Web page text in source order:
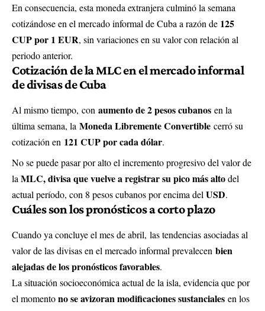
En consecuencia, esta moneda extranjera culminó la semana
cotizándose en el mercado informal de Cuba a razón de 125
CUP por 1 EUR, sin variaciones en su valor con relación al
periodo anterior.
Cotización de la MLC en el mercado informal
de divisas de Cuba
Al mismo tiempo, con aumento de 2 pesos cubanos en la
última semana, la Moneda Libremente Convertible cerró su
cotización en 121 CUP por cada dólar.
No se puede pasar por alto el incremento progresivo del valor de
la MLC, divisa que vuelve a registrarsu pico más altodel
actual período, con 8 pesos cubanos por encima del USD.
Cuáles son los pronósticos a corto plazo
Cuando ya concluye el mes de abril, las tendencias asociadas al
valor de las divisas en el mercado informal prevalecen bien
alejadas de los pronósticos favorables.
La situación socioeconómica actual de la isla, evidencia que por
el momentono se avizoran modificaciones sustanciales en los